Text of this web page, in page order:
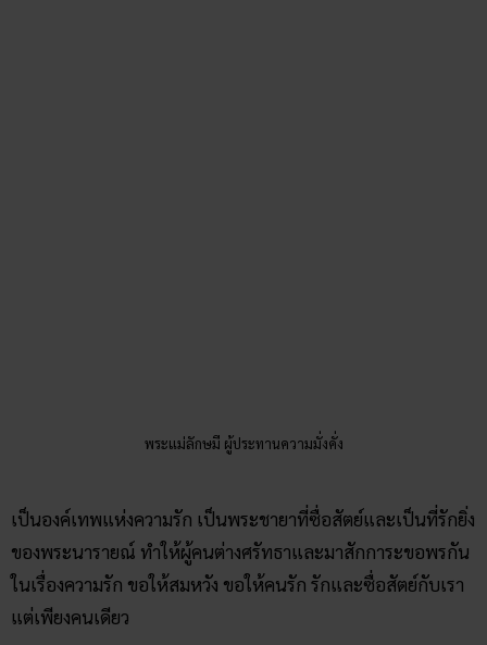
พระแม่ลักษมี ผู้ประทานความมั่งคั่ง
เป็นองค์เทพแห่งความรัก เป็นพระชายาที่ซื่อสัตย์และเป็นที่รักยิ่ง
ของพระนารายณ์ ทำให้ผู้คนต่างศรัทธาและมาสักการะขอพรกัน
ในเรื่องความรัก ขอให้สมหวัง ขอให้คนรัก รักและซื่อสัตย์กับเรา
แต่เพียงคนเดียว